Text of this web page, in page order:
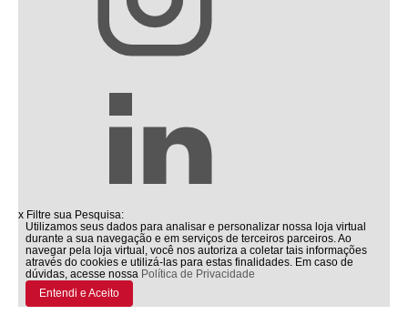
x Filtre sua Pesquisa:
Utilizamos seus dados para analisar e personalizar nossa loja virtual
durante a sua navegação e em serviços de terceiros parceiros. Ao
navegar pela loja virtual, você nos autoriza a coletar tais informações
através do cookies e utilizá-las para estas finalidades. Em caso de
dúvidas, acesse nossa Política de Privacidade
Entendi e Aceito